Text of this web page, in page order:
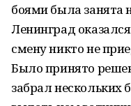
боями была занята
Ленинград
смену никто не
Было принято
забрал нескольких